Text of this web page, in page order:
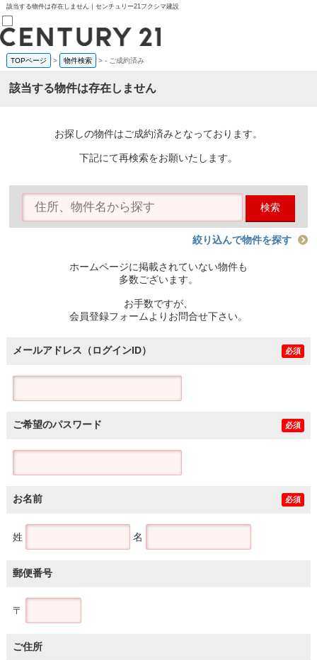
該当する物件は存在しません｜センチュリー21フクシマ建設
売買部
0120-800-844
賃貸部
会員メニュー
物件を探す
購入TOP
条件から探す
住宅ローン控除シミュレータ
TOPページ > 物件検索 >- ご成約済み
該当する物件は存在しません
お探しの物件はご成約済みとなっております。
下記にて再検索をお願いたします。
検索
絞り込んで物件を探す
ホームページに掲載されていない物件も
多数ございます。
お手数ですが、
会員登録フォームよりお問合せ下さい。
メールアドレス（ログインID） 必須
ご希望のパスワード 必須
お名前 必須
姓 名
郵便番号
〒
ご住所